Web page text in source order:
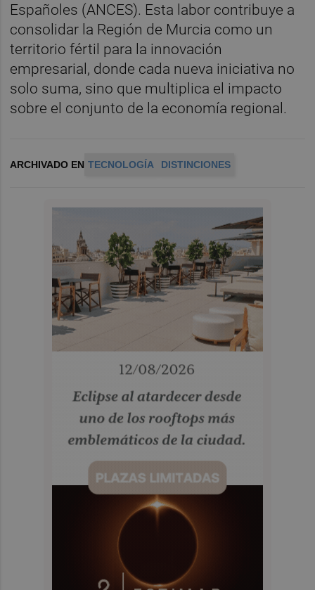
Españoles (ANCES). Esta labor contribuye a
consolidar la Región de Murcia como un
territorio fértil para la innovación
empresarial, donde cada nueva iniciativa no
solo suma, sino que multiplica el impacto
sobre el conjunto de la economía regional.
ARCHIVADO EN TECNOLOGÍA DISTINCIONES